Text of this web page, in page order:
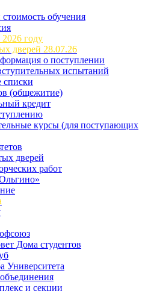
обучения
году
дверей 28.07.26
о поступлении
испытаний
списки
(общежитие)
кредит
курсы (для поступающих
дверей
работ
Дома студентов
Университета
и секции